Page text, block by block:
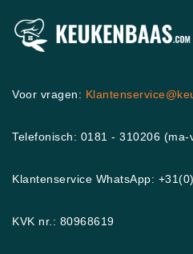
Voor vragen:
Telefonisch: 0181 - 310206
Klantenservice WhatsApp:
KVK nr.: 80968619